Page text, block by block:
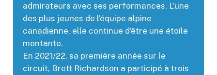
admirateurs avec ses performances. L’une
des plus jeunes de l’équipe alpine
canadienne, elle continue d’être une étoile
montante.
En 2021/22, sa première année sur le
circuit, Brett Richardson a participé à trois